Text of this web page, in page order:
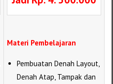
Materi Pembelajaran
Pembuatan Denah Layout,
Denah Atap, Tampak dan